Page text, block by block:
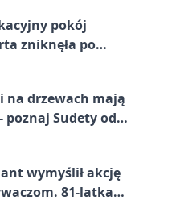
pokój
zniknęła po
na drzewach mają
Sudety od
wymyślił akcję
81-latka